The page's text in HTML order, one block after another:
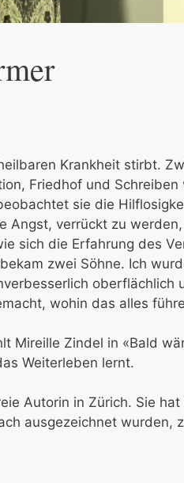
Krankheit stirbt.
Friedhof und Schreiben
sie die
Angst, verrückt zu
sich die Erfahrung des
zwei Söhne. Ich
oberflächlich
wohin das alles
Mireille Zindel in «Bald
Weiterleben lernt.
Autorin in Zürich. Sie
ausgezeichnet wurden,